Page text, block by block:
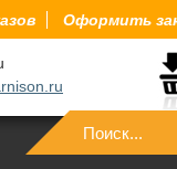
Оформить